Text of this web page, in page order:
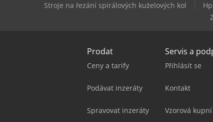
Stroje na řezání spirálových kuželových kol
Prodat
Ceny a tarify
Podávat inzeráty
Spravovat inzeráty
Servis a
Přihlásit se
Kontakt
Vzorová